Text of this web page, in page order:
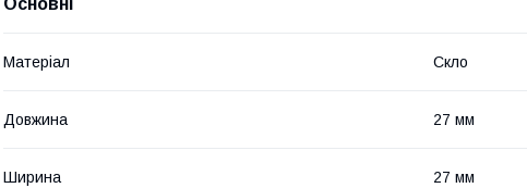
Основні
Матеріал Скло
Довжина 27 мм
Ширина 27 мм